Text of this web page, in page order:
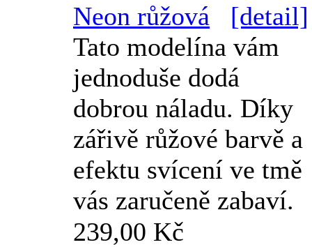
Neon růžová
[detail]
Tato modelína vám
jednoduše dodá
dobrou náladu. Díky
zářivě růžové barvě a
efektu svícení ve tmě
vás zaručeně zabaví.
239,00 Kč